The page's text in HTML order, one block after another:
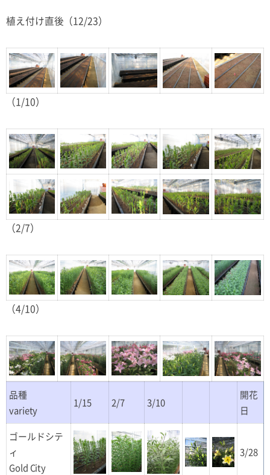
植え付け直後（12/23）
（1/10）
（2/7）
（4/10）
品種
variety
1/15 2/7 3/10
開花
日
ゴールドシテ
ィ
Gold City
3/28